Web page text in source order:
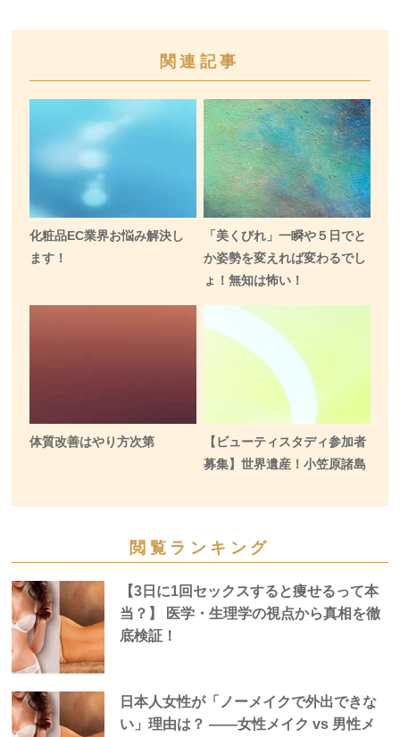
関連記事
化粧品EC業界お悩み解決し
ます！
「美くびれ」一瞬や５日でと
か姿勢を変えれば変わるでし
ょ！無知は怖い！
体質改善はやり方次第
【ビューティスタディ参加者
募集】世界遺産！小笠原諸島
閲覧ランキング
【3日に1回セックスすると痩せるって本
当？】 医学・生理学の視点から真相を徹
底検証！
日本人女性が「ノーメイクで外出できな
い」理由は？ —―女性メイク vs 男性メ